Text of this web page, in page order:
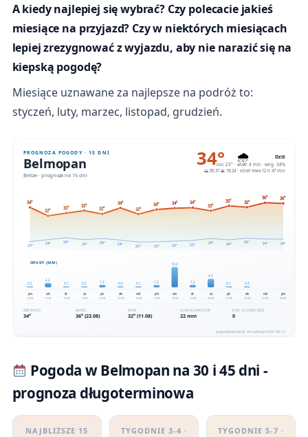
A kiedy najlepiej się wybrać? Czy polecacie jakieś
miesiące na przyjazd? Czy w niektórych miesiącach
lepiej zrezygnować z wyjazdu, aby nie narazić się na
kiepską pogodę?
Miesiące uznawane za najlepsze na podróż to:
styczeń, luty, marzec, listopad, grudzień.
Pogoda w Belmopan na 30 i 45 dni -
prognoza długoterminowa
NAJBLIŻSZE 15
TYGODNIE 3-4 ·
TYGODNIE 5-7 ·